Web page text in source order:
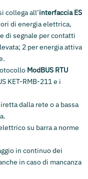
collega all’interfaccia ES
di energia elettrica,
di segnale per contatti
2 per energia attiva
ModBUS RTU
KET-RMB-211 e i
dalla rete o a bassa
su barra a norme
in continuo dei
in caso di mancanza